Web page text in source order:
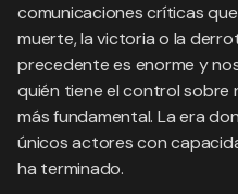
comunicaciones críticas
muerte, la victoria o la
precedente es enorme y
quién tiene el control
más fundamental. La era
únicos actores con
ha terminado.